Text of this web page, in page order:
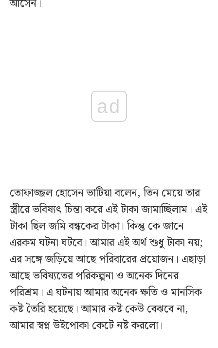
আসেন।
ad
তোফাজ্জল হোসেন ভাটিয়া বলেন, তিন মেয়ে তার
স্ত্রীরে ভবিষ্যৎ চিন্তা করে এই টাকা জামাচ্ছিলাম। এই
টাকা ছিল জমি বন্ধকের টাকা। কিন্তু কে জানে
এরকম ঘটনা ঘটবে। আমার এই অর্থ শুধু টাকা নয়;
এর সঙ্গে জড়িয়ে আছে পরিবারের প্রয়োজন। এছাড়া
আছে ভবিষ্যতের পরিকল্পনা ও অনেক দিনের
পরিশ্রম। এ ঘটনায় আমার অনেক ক্ষতি ও মানসিক
কষ্ট তৈরি হয়েছে। আমার কষ্ট কেউ বেঝবে না,
আমার স্বপ্ন উইপোকা কেটে নষ্ট করলো।